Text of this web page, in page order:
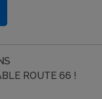
ROUTE 66 !